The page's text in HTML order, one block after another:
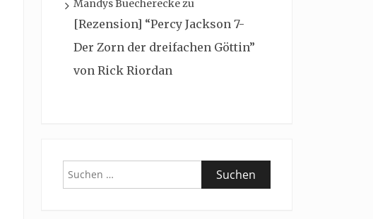
Mandys Buechereckezu
[Rezension] “Percy Jackson 7-
Der Zorn der dreifachen Göttin”
von Rick Riordan
Suchen
nach: